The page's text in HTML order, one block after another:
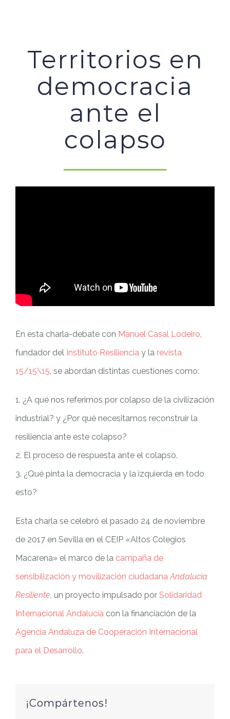
Territorios en
democracia
ante el
colapso
En esta charla-debate con Manuel Casal Lodeiro
fundador del Instituto Resiliencia y la revista
15/15\15 , se abordan distintas cuestiones como:
1. ¿A qué nos referimos por colapso de la civilización
industrial? y ¿Por qué necesitamos reconstruir la
resiliencia ante este colapso?
2. El proceso de respuesta ante el colapso.
3. ¿Qué pinta la democracia y la izquierda en todo
esto?
Esta charla se celebró el pasado 24 de noviembre
de 2017 en Sevilla en el CEIP «Altos Colegios
Macarena» el marco de la campaña de
sensibilización y movilización ciudadana Andalucia
Resiliente , un proyecto impulsado por Solidaridad
Internacional Andalucía con la financiación de la
Agencia Andaluza de Cooperación Internacional
para el Desarrollo.
¡Compártenos!